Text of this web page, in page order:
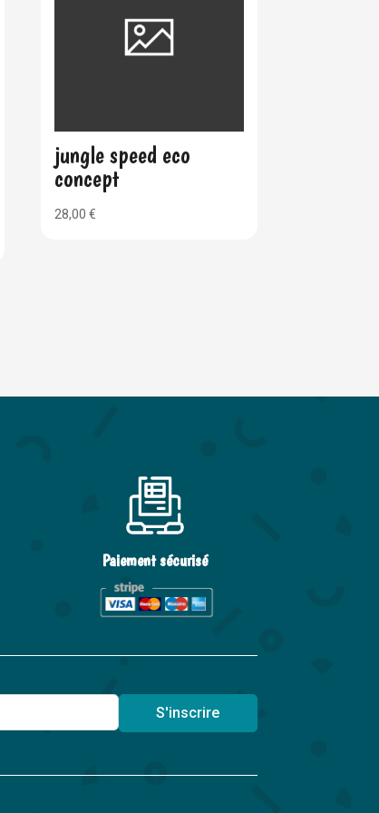
jungle speed eco
concept
28,00€
Paiement sécurisé
S'inscrire